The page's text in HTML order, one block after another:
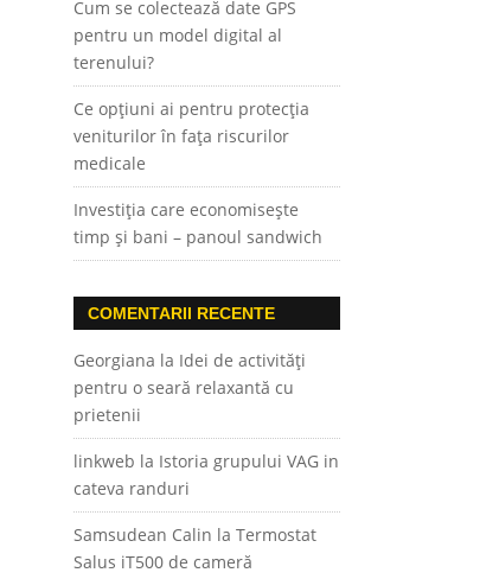
Cum se colectează date GPS
pentru un model digital al
terenului?
Ce opțiuni ai pentru protecția
veniturilor în fața riscurilor
medicale
Investiția care economisește
timp și bani – panoul sandwich
COMENTARII RECENTE
Georgiana la Idei de activități
pentru o seară relaxantă cu
prietenii
linkweb la Istoria grupului VAG in
cateva randuri
Samsudean Calin laTermostat
Salus iT500 de cameră